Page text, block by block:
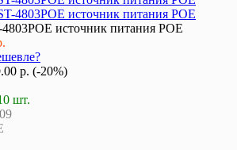
источник питания POE
р. (-20%)
шт.